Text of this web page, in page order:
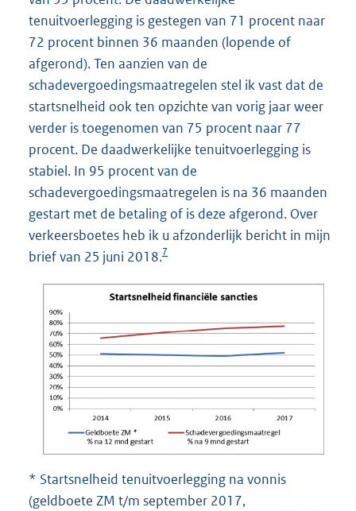
tenuitvoerlegging is gestegen van 71 procent naar
72 procent binnen 36 maanden (lopende of
afgerond). Ten aanzien van de
schadevergoedingsmaatregelen stel ik vast dat de
startsnelheid ook ten opzichte van vorig jaar weer
verder is toegenomen van 75 procent naar 77
procent. De daadwerkelijke tenuitvoerlegging is
stabiel. In 95 procent van de
schadevergoedingsmaatregelen is na 36 maanden
gestart met de betaling of is deze afgerond. Over
verkeersboetes heb ik u afzonderlijk bericht in mijn
brief van 25 juni 2018.7
* Startsnelheid tenuitvoerlegging na vonnis
(geldboete ZM t/m september 2017,